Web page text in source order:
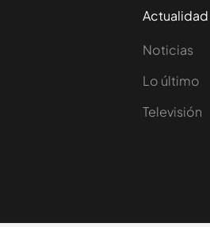
Actualidad
Noticias
Lo último
Televisión